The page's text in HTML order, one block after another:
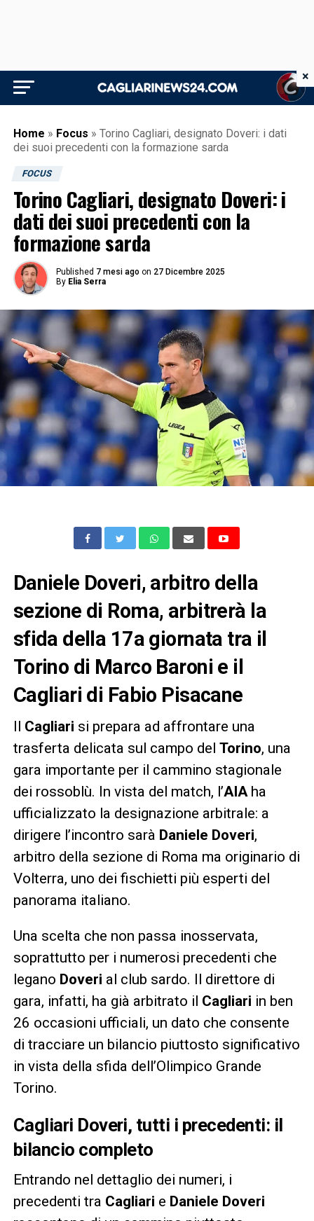
Home » Focus » Torino Cagliari, designato Doveri: i dati
dei suoi precedenti con la formazione sarda
FOCUS
Torino Cagliari, designato Doveri: i
dati dei suoi precedenti con la
formazione sarda
Published 7 mesi ago on 27 Dicembre 2025
By Elia Serra
Daniele Doveri, arbitro della
sezione di Roma, arbitrerà la
sfida della 17a giornata tra il
Torino di Marco Baroni e il
Cagliari di Fabio Pisacane
Il Cagliari si prepara ad affrontare una
trasferta delicata sul campo del Torino, una
gara importante per il cammino stagionale
dei rossoblù. In vista del match, l’AIAha
ufficializzato la designazione arbitrale: a
dirigere l’incontro sarà Daniele Doveri,
arbitro della sezione di Roma ma originario di
Volterra, uno dei fischietti più esperti del
panorama italiano.
Una scelta che non passa inosservata,
soprattutto per i numerosi precedenti che
legano Doveri al club sardo. Il direttore di
gara, infatti, ha già arbitrato il Cagliari in ben
26 occasioni ufficiali, un dato che consente
di tracciare un bilancio piuttosto significativo
in vista della sfida dell’Olimpico Grande
Torino.
Cagliari Doveri, tutti i precedenti: il
bilancio completo
Entrando nel dettaglio dei numeri, i
precedenti tra Cagliari e Daniele Doveri
×